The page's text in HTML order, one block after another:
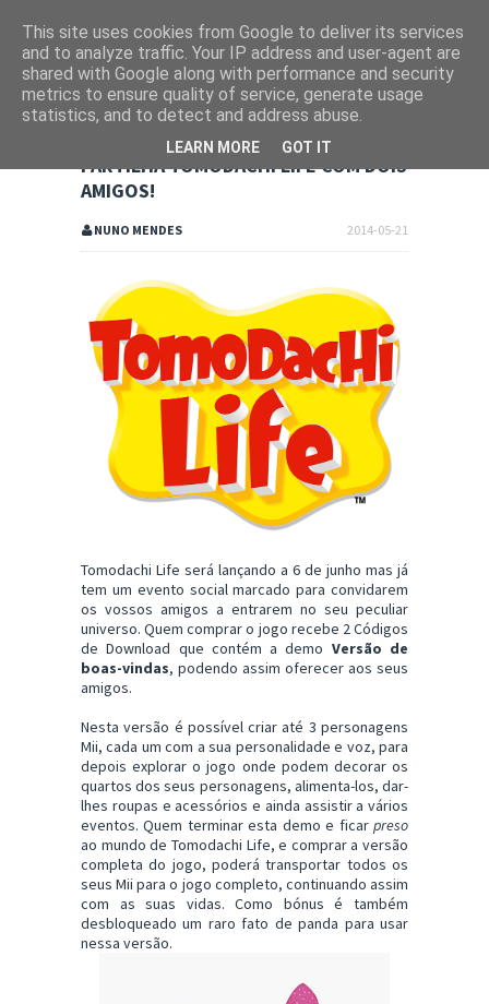
PARTILHA TOMODACHI LIFE COM DOIS
AMIGOS!
2014-05-21
NUNO MENDES
Tomodachi Life será lançando a 6 de junho mas já
tem um evento social marcado para convidarem
os vossos amigos a entrarem no seu peculiar
universo. Quem comprar o jogo recebe 2 Códigos
de Download que contém a demo Versão de
boas-vindas, podendo assim oferecer aos seus
amigos.
Nesta versão é possível criar até 3 personagens
Mii, cada um com a sua personalidade e voz, para
depois explorar o jogo onde podem decorar os
quartos dos seus personagens, alimenta-los, dar-
lhes roupas e acessórios e ainda assistir a vários
eventos. Quem terminar esta demo e ficar preso
ao mundo de Tomodachi Life, e comprar a versão
completa do jogo, poderá transportar todos os
seus Mii para o jogo completo, continuando assim
com as suas vidas. Como bónus é também
desbloqueado um raro fato de panda para usar
nessa versão.
This site uses cookies from Google to deliver its services
and to analyze traffic. Your IP address and user-agent are
shared with Google along with performance and security
metrics to ensure quality of service, generate usage
statistics, and to detect and address abuse.
LEARN MORE GOT IT